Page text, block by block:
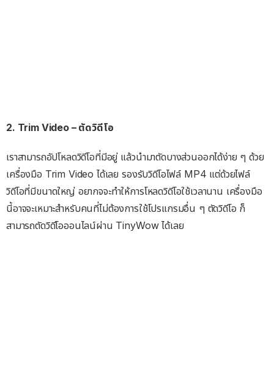
2. Trim Video – ตัดวิดีโอ
เราสามารถอัปโหลดวิดีโอที่มีอยู่ แล้วนำมาตัดบางส่วนออกได้ง่าย ๆ ด้วย
เครื่องมือ Trim Video ได้เลย รองรับวิดีโอไฟล์ MP4 แต่ด้วยไฟล์
วิดีโอที่มีขนาดใหญ่ อยากจจะทำให้การโหลดวิดีโอใช้เวลานาน เครื่องมือ
นี้อาจจะเหมาะสำหรับคนที่ไม่ต้องการใช้โปรแกรมอื่น ๆ ตัดวิดีโอ ก็
สามารถตัดวิดีโอออนไลน์ผ่าน TinyWow ได้เลย